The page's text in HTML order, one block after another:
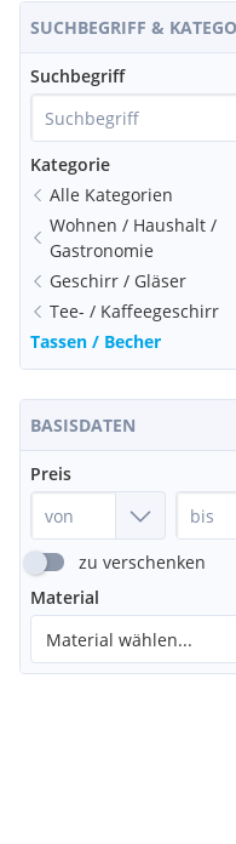
SUCHBEGRIFF &
Suchbegriff
Kategorie
Alle Kategorien
Wohnen / Haushalt /
Gastronomie
Geschirr / Gläser
Tee- / Kaffeegeschirr
Tassen / Becher
BASISDATEN
Preis
zu verschenken
Material
Material wählen...